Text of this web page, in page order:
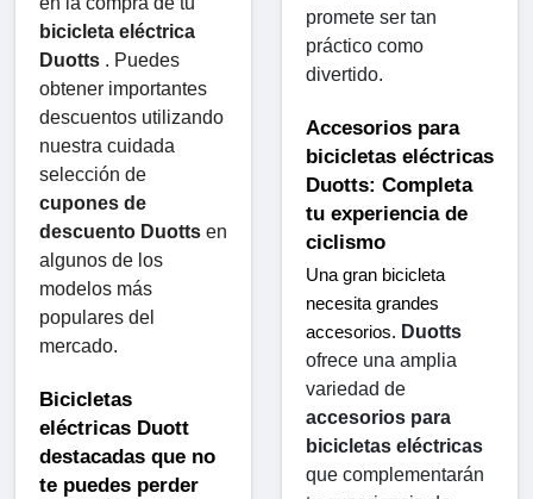
bicicleta eléctrica
Duotts . Puedes
obtener importantes
descuentos utilizando
nuestra cuidada
cupones de
descuento Duotts ​​en
algunos de los
modelos más
populares del
mercado.
Bicicletas
eléctricas Duott
destacadas que no
te puedes perder
promete ser tan
práctico como
divertido.
Accesorios para
bicicletas eléctricas
Duotts: Completa
tu experiencia de
ciclismo
Una gran bicicleta
necesita grandes
accesorios. Duotts
ofrece una amplia
accesorios para
bicicletas eléctricas
que complementarán